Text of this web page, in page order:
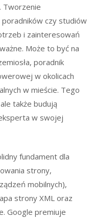
Tworzenie
czy studiów
i zainteresowań
Może to być na
poradnik
w okolicach
w mieście. Tego
także budują
w swojej
fundament dla
strony,
mobilnych),
strony XML oraz
Google premiuje